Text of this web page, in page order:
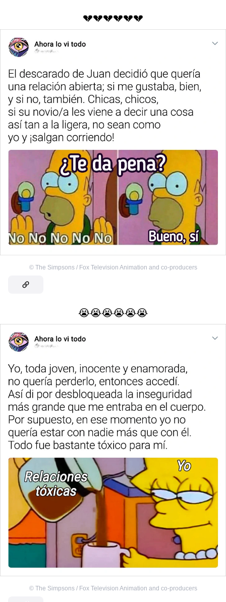
💔💔💔💔💔💔
© The Simpsons / Fox Television Animation and co-producers
😭😭😭😭😭😭
© The Simpsons / Fox Television Animation and co-producers